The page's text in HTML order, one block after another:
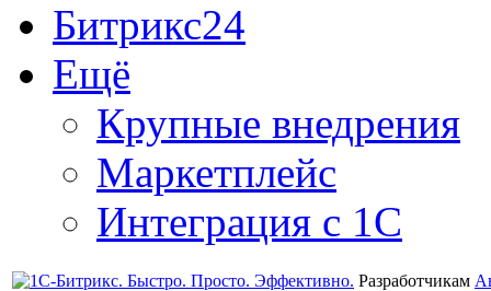
Битрикс24
Ещё
Крупные внедрения
Маркетплейс
Интеграция с 1С
Разработчикам